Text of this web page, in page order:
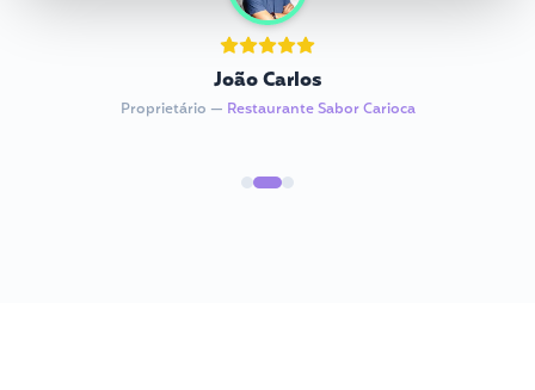
João Carlos
Proprietário — Restaurante Sabor Carioca